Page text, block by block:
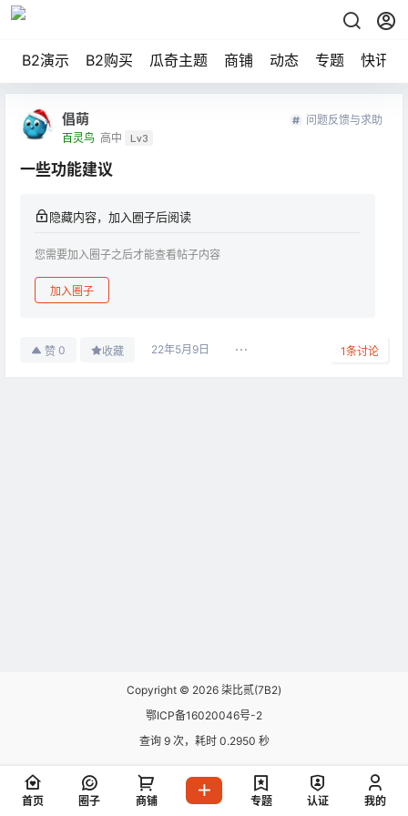
B2演示 B2购买 瓜奇主题 商铺 动态 专题 快讯
倡萌
百灵鸟 高中 Lv3
问题反馈与求助
一些功能建议
隐藏内容，加入圈子后阅读
您需要加入圈子之后才能查看帖子内容
加入圈子
赞 0 收藏 22年5月9日 1条讨论
Copyright © 2026 柒比贰(7B2)
鄂ICP备16020046号-2
查询 9 次，耗时 0.2950 秒
首页 圈子 商铺 专题 认证 我的